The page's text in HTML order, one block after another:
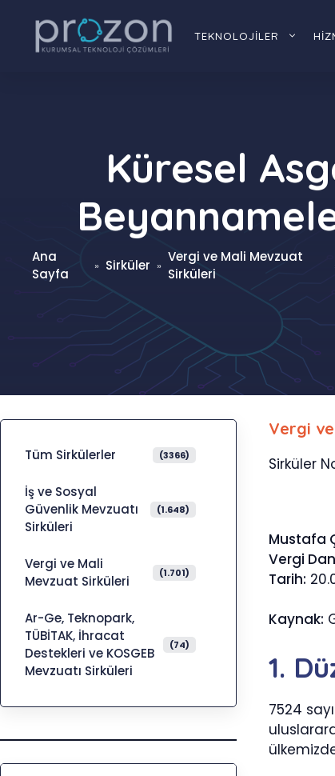
TEKNOLOJİLER
Küresel
Ana
Sayfa
» Sirküler »
Vergi ve Mali Mevzuat
Sirküleri
Vergi
Sirküler
Mustafa
Vergi
Tarih:
Kaynak:
1.
7524
Tüm Sirkülerler (3366)
İş ve Sosyal
Güvenlik Mevzuatı
Sirküleri
(1.648)
Vergi ve Mali
Mevzuat Sirküleri
(1.701)
Ar-Ge, Teknopark,
TÜBİTAK, İhracat
Destekleri ve KOSGEB
Mevzuatı Sirküleri
(74)